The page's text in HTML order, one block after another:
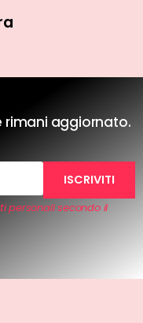
rimani aggiornato.
personali secondo il